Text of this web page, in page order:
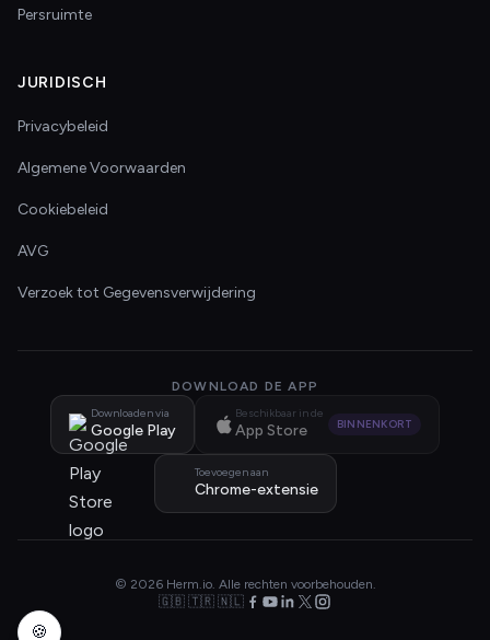
Persruimte
JURIDISCH
Privacybeleid
Algemene Voorwaarden
Cookiebeleid
AVG
Verzoek tot Gegevensverwijdering
DOWNLOAD DE APP
Downloaden via
Google Play
Beschikbaar in de
App Store BINNENKORT
Toevoegen aan
Chrome-extensie
© 2026 Herm.io. Alle rechten voorbehouden.
🇬🇧 🇹🇷 🇳🇱
🍪